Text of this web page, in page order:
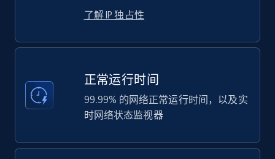
了解 IP 独占性
正常运行时间
99.99% 的网络正常运行时间，以及实
时网络状态监视器